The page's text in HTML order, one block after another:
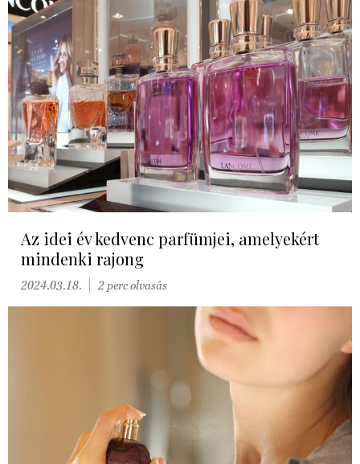
Az idei év kedvenc parfümjei, amelyekért
mindenki rajong
2024.03.18. 2 perc olvasás